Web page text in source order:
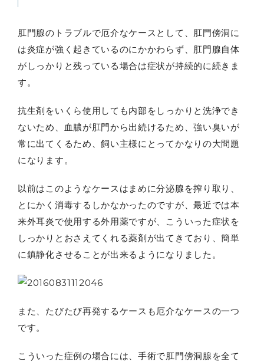
肛門腺のトラブルで厄介なケースとして、肛門傍洞に
は炎症が強く起きているのにかかわらず、肛門腺自体
がしっかりと残っている場合は症状が持続的に続きま
す。
抗生剤をいくら使用しても内部をしっかりと洗浄でき
ないため、血膿が肛門から出続けるため、強い臭いが
常に出てくるため、飼い主様にとってかなりの大問題
になります。
以前はこのようなケースはまめに分泌腺を搾り取り、
とにかく消毒するしかなかったのですが、最近では本
来外耳炎で使用する外用薬ですが、こういった症状を
しっかりとおさえてくれる薬剤が出てきており、簡単
に鎮静化させることが出来るようになりました。
また、たびたび再発するケースも厄介なケースの一つ
です。
こういった症例の場合には、手術で肛門傍洞腺を全て